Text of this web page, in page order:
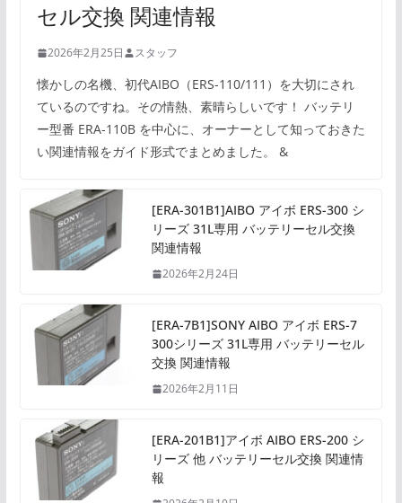
セル交換 関連情報
2026年2月25日 スタッフ
懐かしの名機、初代AIBO（ERS-110/111）を大切にされ
ているのですね。その情熱、素晴らしいです！ バッテリ
ー型番 ERA-110B を中心に、オーナーとして知っておきた
い関連情報をガイド形式でまとめました。 &
[ERA-301B1]AIBO アイボ ERS-300 シ
リーズ 31L専用 バッテリーセル交換
関連情報
2026年2月24日
[ERA-7B1]SONY AIBO アイボ ERS-7
300シリーズ 31L専用 バッテリーセル
交換 関連情報
2026年2月11日
[ERA-201B1]アイボ AIBO ERS-200 シ
リーズ 他 バッテリーセル交換 関連情
報